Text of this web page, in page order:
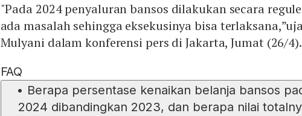
"Pada 2024 penyaluran bansos dilakukan secara
ada masalah sehingga eksekusinya bisa
Mulyani dalam konferensi pers di Jakarta, Jumat (26/4).
FAQ
• Berapa persentase kenaikan belanja bansos
2024 dibandingkan 2023, dan berapa nilai